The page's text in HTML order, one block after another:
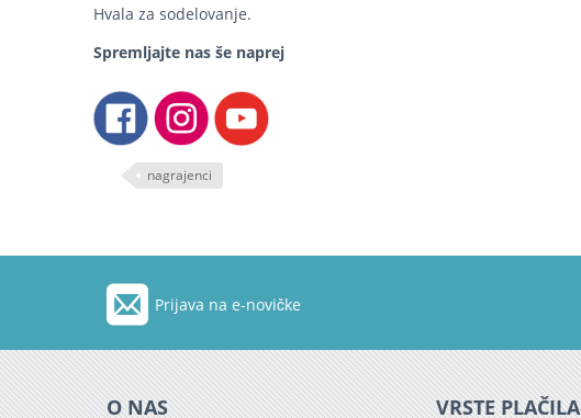
Hvala za sodelovanje.
Spremljajte nas še naprej
nagrajenci
Prijava na e-novičke
O NAS VRSTE PLAČILA